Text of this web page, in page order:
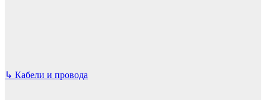
↳ Кабели и провода